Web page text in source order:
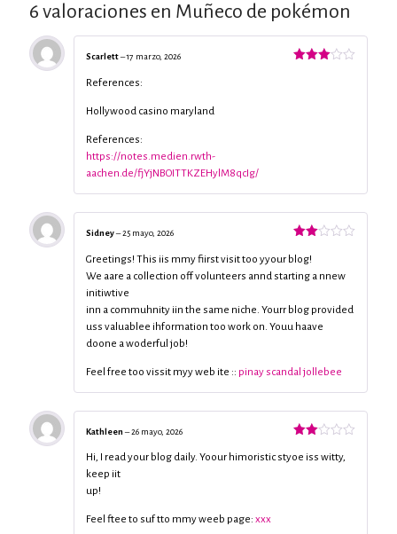
6 valoraciones en Muñeco de pokémon
Scarlett–17 marzo, 2026
References:
Hollywood casino maryland
References:
https://notes.medien.rwth-
aachen.de/fjYjNBOITTKZEHylM8qcIg/
con
2
5
Sidney–25 mayo, 2026
Greetings! This iis mmy fiirst visit too yyour blog!
We aare a collection off volunteers annd starting a nnew
initiwtive
inn a commuhnity iin the same niche. Yourr blog provided
uss valuablee ihformation too work on. Youu haave
doone a woderful job!
Feel free too vissit myy web ite :: pinay scandal jollebee
con
Kathleen –26 mayo, 2026
Hi, I read your blog daily. Yoour himoristic styoe iss witty,
keep iit
up!
Feel ftee to suf tto mmy weeb page: xxx